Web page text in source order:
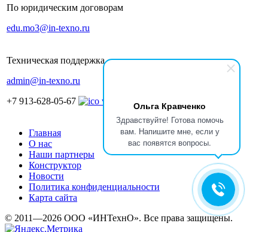
Ольга Кравченко
Здравствуйте! Готова помочь
вам. Напишите мне, если у
вас появятся вопросы.
По юридическим договорам
edu.mo3@in-texno.ru
Техническая поддержка
admin@in-texno.ru
+7 913-628-05-67
Главная
О нас
Наши партнеры
Конструктор
Новости
Политика конфиденциальности
Карта сайта
© 2011—2026 ООО «ИНТехнО». Все права защищены.